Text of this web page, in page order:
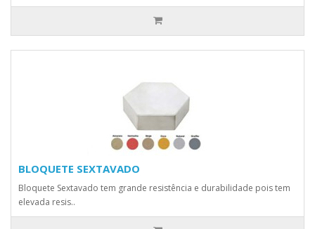
BLOQUETE SEXTAVADO
Bloquete Sextavado tem grande resistência e durabilidade pois tem
elevada resis..